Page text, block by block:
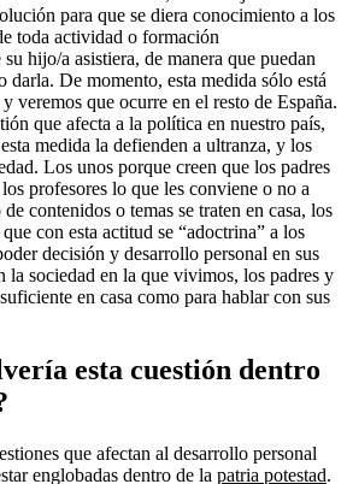
para que se diera conocimiento a los
toda actividad o formación
hijo/a asistiera, de manera que puedan
darla. De momento, esta medida sólo está
veremos que ocurre en el resto de España.
que afecta a la política en nuestro país,
medida la defienden a ultranza, y los
Los unos porque creen que los padres
profesores lo que les conviene o no a
contenidos o temas se traten en casa, los
con esta actitud se “adoctrina” a los
decisión y desarrollo personal en sus
la sociedad en la que vivimos, los padres y
en casa como para hablar con sus
esta cuestión dentro
que afectan al desarrollo personal
englobadas dentro de la patria potestad.